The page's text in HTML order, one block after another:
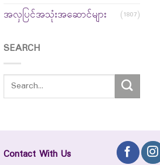
အလှပြင်အသုံးအဆောင်များ (1807)
SEARCH
Contact With Us